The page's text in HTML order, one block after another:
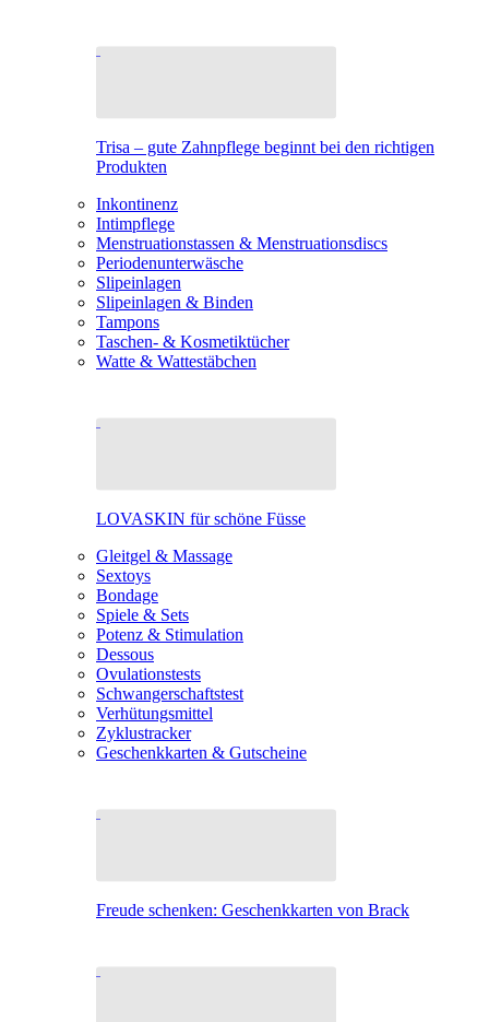
Trisa – gute Zahnpflege beginnt bei den richtigen
Produkten
Inkontinenz
Intimpflege
Menstruationstassen & Menstruationsdiscs
Periodenunterwäsche
Slipeinlagen
Slipeinlagen & Binden
Tampons
Taschen- & Kosmetiktücher
Watte & Wattestäbchen
LOVASKIN für schöne Füsse
Gleitgel & Massage
Sextoys
Bondage
Spiele & Sets
Potenz & Stimulation
Dessous
Ovulationstests
Schwangerschaftstest
Verhütungsmittel
Zyklustracker
Geschenkkarten & Gutscheine
Freude schenken: Geschenkkarten von Brack